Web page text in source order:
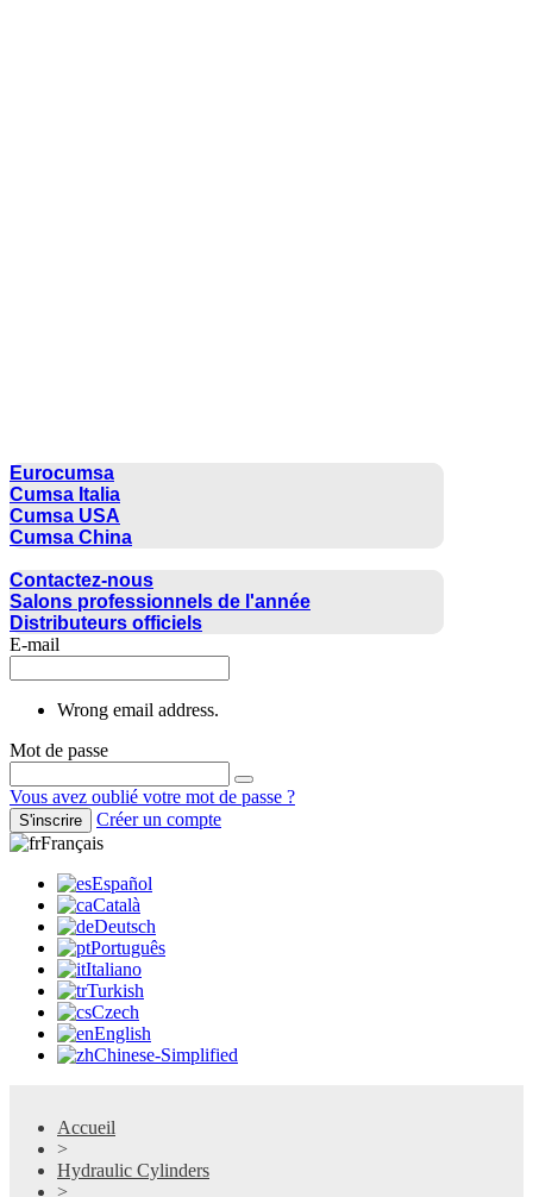
Eurocumsa
Cumsa Italia
Cumsa USA
Cumsa China
Contactez-nous
Salons professionnels de l'année
Distributeurs officiels
E-mail
Wrong email address.
Mot de passe
Vous avez oublié votre mot de passe ?
S'inscrire
Créer un compte
Français
Español
Català
Deutsch
Português
Italiano
Turkish
Czech
English
Chinese-Simplified
Accueil
>
Hydraulic Cylinders
>